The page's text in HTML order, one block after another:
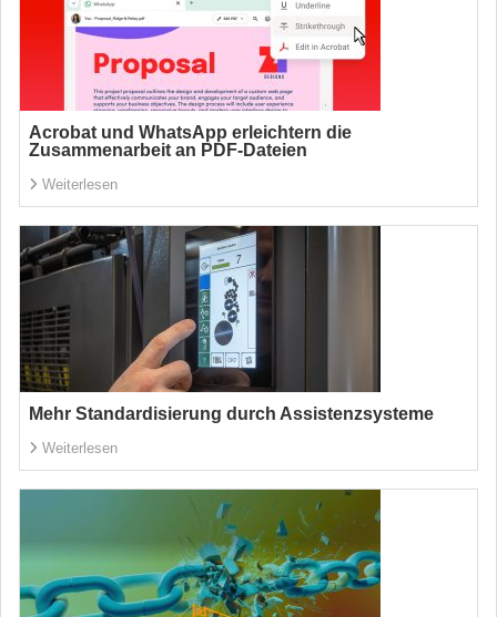
Acrobat und WhatsApp erleichtern die
Zusammenarbeit an PDF-Dateien
Weiterlesen
Mehr Standardisierung durch Assistenzsysteme
Weiterlesen